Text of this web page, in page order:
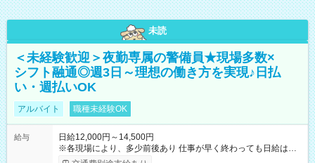
未読
＜未経験歓迎＞夜勤専属の警備員★現場多数×
シフト融通◎週3日～理想の働き方を実現♪日払
い・週払いOK
アルバイト 職種未経験OK
給与
日給12,000円～14,500円
※各現場により、多少前後あり 仕事が早く終わっても日給は保
証されます。 【試用期間】試用期間なし